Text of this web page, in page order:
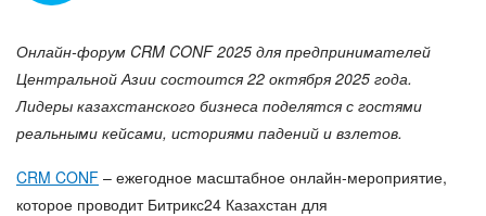
Онлайн-форум CRM CONF 2025 для предпринимателей
Центральной Азии состоится 22 октября 2025 года.
Лидеры казахстанского бизнеса поделятся с гостями
реальными кейсами, историями падений и взлетов.
CRM CONF – ежегодное масштабное онлайн-мероприятие,
которое проводит Битрикс24 Казахстан для